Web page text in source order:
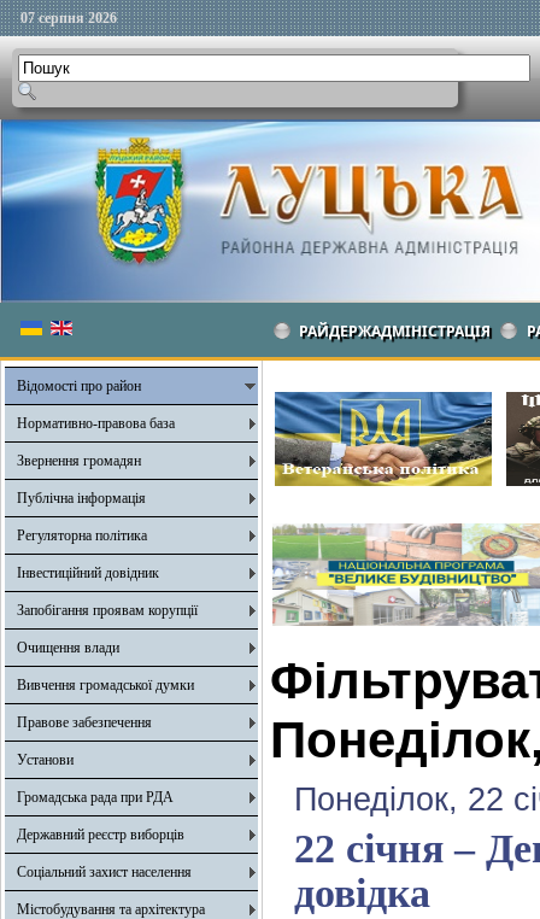
07 серпня 2026
РАЙДЕРЖАДМІНІСТРАЦІЯ
Відомості про район
Нормативно-правова база
Звернення громадян
Публічна інформація
Регуляторна політика
Інвестиційний довідник
Запобігання проявам корупції
Очищення влади
Вивчення громадської думки
Правове забезпечення
Установи
Громадська рада при РДА
Державний реєстр виборців
Соціальний захист населення
Містобудування та архітектура
Понеділок, 22
22 січня –
довідка